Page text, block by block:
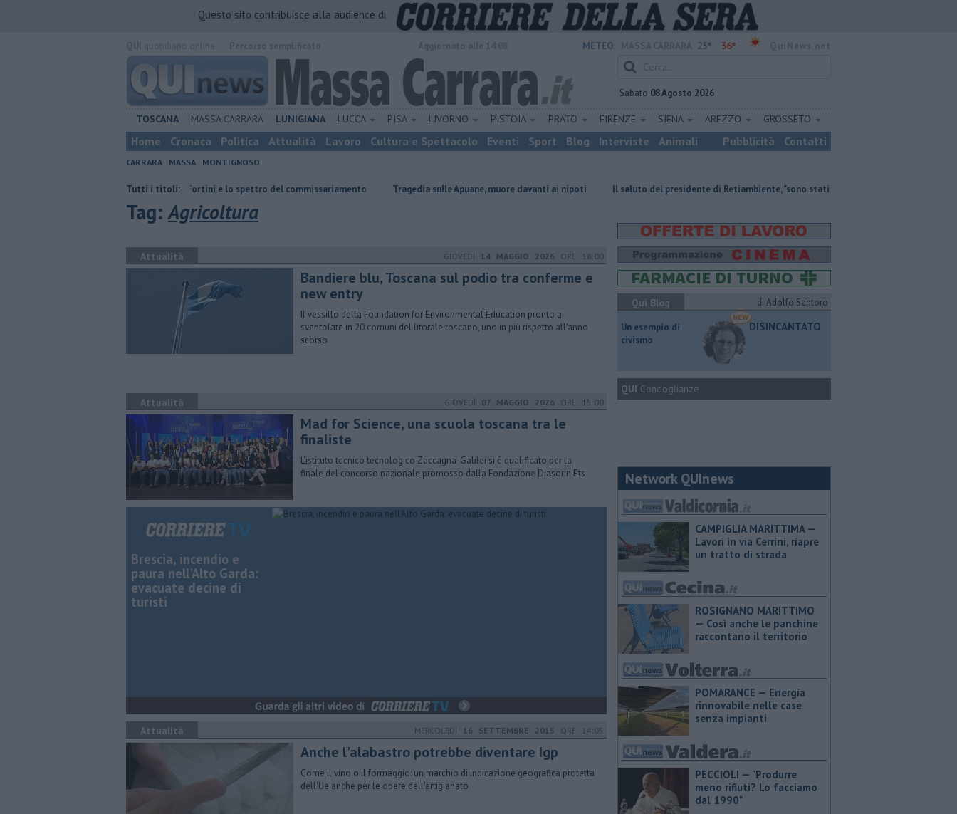
Questo sito contribuisce alla audience di
METEO: 25° 36°
Sabato 08 Agosto 2026
TOSCANA MASSA CARRARA LUNIGIANA LUCCA PISA LIVORNO PISTOIA PRATO FIRENZE SIENA AREZZO GROSSETO
Home Cronaca Politica Attualità Lavoro Cultura e Spettacolo Eventi Sport Blog Interviste Animali Pubblicità Contatti
CARRARA MASSA MONTIGNOSO
Tutti i titoli:
Retiambiente, il dopo Fortini e lo spettro del commissariamento Tragedia sulle Apuane, muore davanti ai nipoti Il saluto del presidente di Retiambiente, "sono stati anni complessi ma di crescita"
Tag:Agricoltura
Attualità GIOVEDÌ 14 MAGGIO 2026 ORE 18:00
Bandiere blu, Toscana sul podio tra conferme e
new entry
Il vessillo della Foundation for Environmental Education pronto a
sventolare in 20 comuni del litorale toscano, uno in più rispetto all'anno
scorso
Attualità GIOVEDÌ 07 MAGGIO 2026 ORE 15:00
Mad for Science, una scuola toscana tra le
finaliste
L'istituto tecnico tecnologico Zaccagna-Galilei si è qualificato per la
finale del concorso nazionale promosso dalla Fondazione Diasorin Ets
Brescia, incendio e
paura nell'Alto Garda:
evacuate decine di
turisti
Attualità MERCOLEDÌ 16 SETTEMBRE 2015 ORE 14:05
Anche l'alabastro potrebbe diventare Igp
Come il vino o il formaggio: un marchio di indicazione geografica protetta
dell'Ue anche per le opere dell'artigianato
Qui Blog di Adolfo Santoro
​Un esempio di
civismo
DISINCANTATO
QUI Condoglianze
Network QUInews
CAMPIGLIA MARITTIMA —
Lavori in via Cerrini, riapre
un tratto di strada
ROSIGNANO MARITTIMO
— Così anche le panchine
raccontano il territorio
POMARANCE — Energia
rinnovabile nelle case
senza impianti
PECCIOLI — "Produrre
meno rifiuti? Lo facciamo
dal 1990"